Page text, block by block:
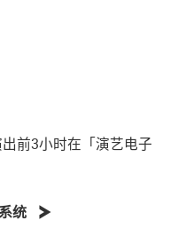
前3小时在「演艺电子
统